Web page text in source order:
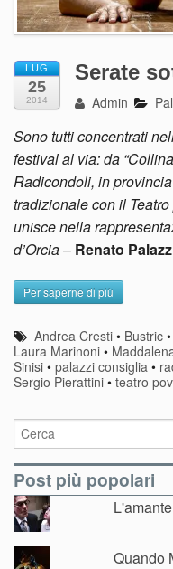
LUG
25
2014
Serate
Admin
Sono tutti concentrati
festival al via: da
Radicondoli, in
tradizionale con il
unisce nella
d’Orcia– Renato
Per saperne di più
Andrea Cresti • Bustric
Laura Marinoni •
Sinisi • palazzi consiglia •
Sergio Pierattini • teatro
Post più popolari
Quando